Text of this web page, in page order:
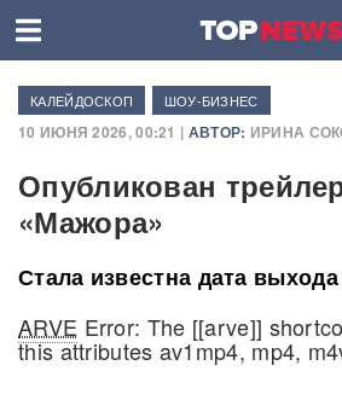
КАЛЕЙДОСКОП ШОУ-БИЗНЕС
10 ИЮНЯ 2026, 00:21 | АВТОР: ИРИНА
Опубликован
«Мажора»
Стала известна дата
ARVE Error: The [[arve]]
this attributes av1mp4, mp4,